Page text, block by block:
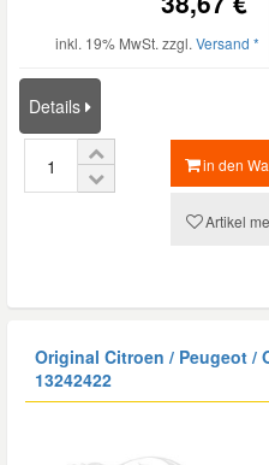
inkl. 19% MwSt. zzgl.Versand *
Details
in den
Artikel
Original Citroen / Peugeot /
13242422